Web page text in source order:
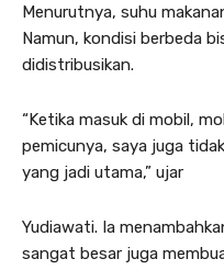
Menurutnya, suhu
Namun, kondisi berbeda
didistribusikan.
“Ketika masuk di mobil,
pemicunya, saya juga
yang jadi utama,” ujar
Yudiawati. Ia
sangat besar juga